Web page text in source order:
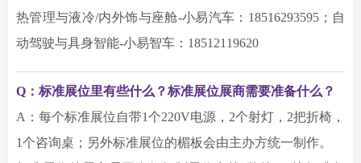
热管理与液冷/内外饰与座舱-小易汽车：18516293595；自
动驾驶与具身智能-小易智车：18512119620
Q：标准展位里有些什么？标准展位展商需要准备什么？
A：每个标准展位自带1个220V电源，2个射灯，2把折椅，
1个咨询桌；另外标准展位的楣板会由主办方统一制作。